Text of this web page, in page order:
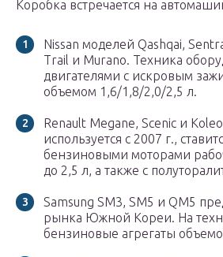
Коробка встречается на
Nissan моделей Qashqai,
Trail и Murano. Техника
двигателями с искровым
объемом 1,6/1,8/2,0/2,5 л.
Renault Megane, Scenic и
используется с 2007 г.,
бензиновыми моторами
до 2,5 л, а также с
Samsung SM3, SM5 и QM5
рынка Южной Кореи. На
бензиновые агрегаты